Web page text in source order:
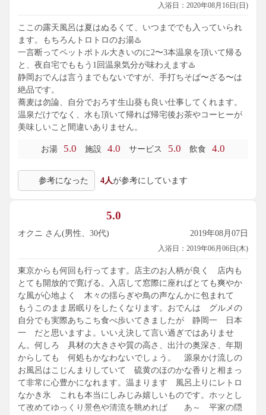
入浴日：2020年08月16日(日)
ここの露天風呂は夏はぬるくて、いつまででも入っていられ
ます。もちろんトロトロのお湯♨️
一言断ってペットポトル大きいのに2〜3本温泉を頂いて帰る
と、夜自宅でももう1回温泉気分が味わえます♨️
静岡おでんは言うまでもないですが、手打ちそば〜ざる〜は
絶品です。
蕎麦は勿論、自分でおろす生山葵も良い仕事してくれます。
温泉だけでなく、水も頂いて帰れば帰宅後お茶やコーヒーが
美味しいこと間違いありません。
お湯 5.0 施設 4.0 サービス 5.0 飲食 4.0
参考になった 4人が参考にしています
5.0
オクニ さん(男性、30代) 2019年08月07日
入浴日：2019年06月06日(木)
東京からも何回も行ってます。店主のお人柄が良く 店内も
とても開放的で寛げる。入店して窓際に座ればとても爽やか
な風が心地よく 木々の揺らぎや鳥の声なんかに包まれて
もうこのまま居眠りをしたくなります。おでんは グルメの
自分でも実際あちこち食べ歩いてきましたが 静岡一 日本
一 だと思いますよ。いいえ決して言い過ぎではありませ
ん。何しろ 具材の大きさや質の高さ、出汁の奥深さ、年期
からしても 何処もかなわないでしょう。 源泉かけ流しの
お風呂はこじんまりしていて 硫黄のほのかな香りと相まっ
て非常に心豊かになれます。温まります 風呂上りにレトロ
なかき氷 これも本当にしみじみ嬉しいものです。ホッとし
て改めてゆっくり景色や清流を眺めれば あ～ 平家の隠